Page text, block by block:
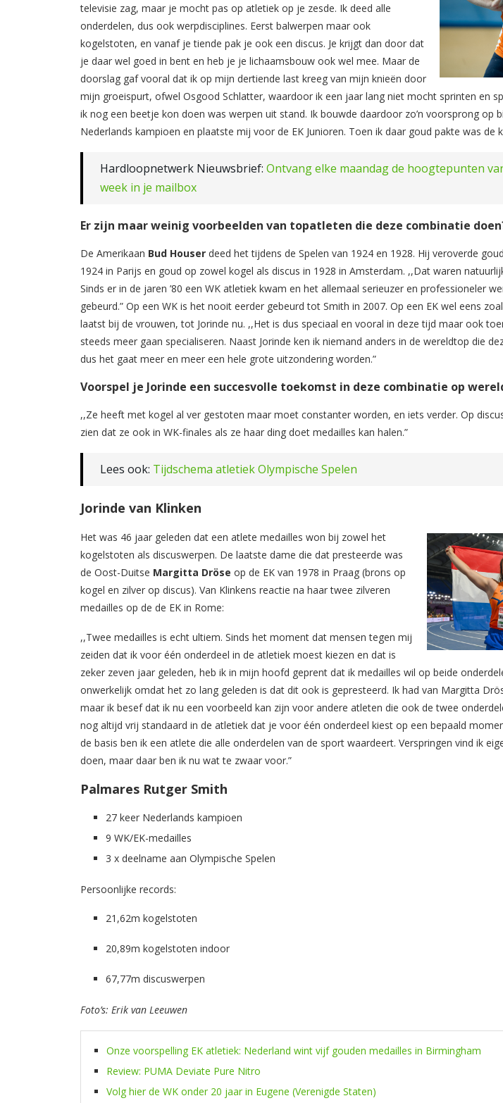
televisie zag, maar je mocht pas op atletiek op je zesde. Ik deed alle
onderdelen, dus ook werpdisciplines. Eerst balwerpen maar ook
kogelstoten, en vanaf je tiende pak je ook een discus. Je krijgt dan door dat
je daar wel goed in bent en heb je je lichaamsbouw ook wel mee. Maar de
doorslag gaf vooral dat ik op mijn dertiende last kreeg van mijn knieën door
mijn groeispurt, ofwel Osgood Schlatter, waardoor ik een jaar lang niet mocht sprinten en
ik nog een beetje kon doen was werpen uit stand. Ik bouwde daardoor zo’n voorsprong op
Nederlands kampioen en plaatste mij voor de EK Junioren. Toen ik daar goud pakte was de
Hardloopnetwerk Nieuwsbrief: Ontvang elke maandag de hoogtepunten
week in je mailbox
Er zijn maar weinig voorbeelden van topatleten die deze combinatie
De Amerikaan Bud Houser deed het tijdens de Spelen van 1924 en 1928. Hij veroverde
1924 in Parijs en goud op zowel kogel als discus in 1928 in Amsterdam. ,,Dat waren
Sinds er in de jaren ’80 een WK atletiek kwam en het allemaal serieuzer en professioneler
gebeurd.” Op een WK is het nooit eerder gebeurd tot Smith in 2007. Op een EK wel eens
laatst bij de vrouwen, tot Jorinde nu. ,,Het is dus speciaal en vooral in deze tijd maar ook
steeds meer gaan specialiseren. Naast Jorinde ken ik niemand anders in de wereldtop die
dus het gaat meer en meer een hele grote uitzondering worden.”
Voorspel je Jorinde een succesvolle toekomst in deze combinatie op
,,Ze heeft met kogel al ver gestoten maar moet constanter worden, en iets verder. Op
zien dat ze ook in WK-finales als ze haar ding doet medailles kan halen.”
Lees ook: Tijdschema atletiek Olympische Spelen
Jorinde van Klinken
Het was 46 jaar geleden dat een atlete medailles won bij zowel het
kogelstoten als discuswerpen. De laatste dame die dat presteerde was
de Oost-Duitse Margitta Dröse op de EK van 1978 in Praag (brons op
kogel en zilver op discus). Van Klinkens reactie na haar twee zilveren
medailles op de de EK in Rome:
,,Twee medailles is echt ultiem. Sinds het moment dat mensen tegen mij
zeiden dat ik voor één onderdeel in de atletiek moest kiezen en dat is
zeker zeven jaar geleden, heb ik in mijn hoofd geprent dat ik medailles wil op beide
onwerkelijk omdat het zo lang geleden is dat dit ook is gepresteerd. Ik had van Margitta
maar ik besef dat ik nu een voorbeeld kan zijn voor andere atleten die ook de twee
nog altijd vrij standaard in de atletiek dat je voor één onderdeel kiest op een bepaald
de basis ben ik een atlete die alle onderdelen van de sport waardeert. Verspringen vind ik
doen, maar daar ben ik nu wat te zwaar voor.”
Palmares Rutger Smith
27 keer Nederlands kampioen
9 WK/EK-medailles
3 x deelname aan Olympische Spelen
Persoonlijke records:
21,62m kogelstoten
20,89m kogelstoten indoor
67,77m discuswerpen
Foto’s: Erik van Leeuwen
Onze voorspelling EK atletiek: Nederland wint vijf gouden medailles in Birmingham
Review: PUMA Deviate Pure Nitro
Volg hier de WK onder 20 jaar in Eugene (Verenigde Staten)